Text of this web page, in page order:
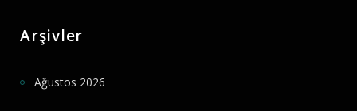
Arşivler
Ağustos 2026